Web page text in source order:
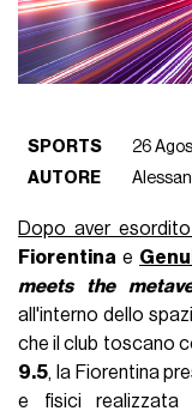
SPORTS
26
AUTORE
Dopo aver
Fiorentina e
meets the
all'interno dello
che il club toscano
9.5, la Fiorentina
e fisici realizzata